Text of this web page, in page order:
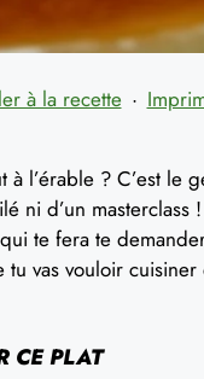
à la recette ·
à l’érable ? C’est
ni d’un
te fera te
vas vouloir cuisiner
CE PLAT